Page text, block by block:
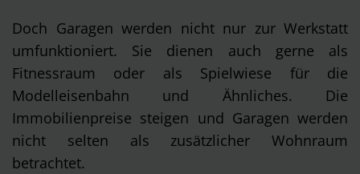
Doch Garagen werden nicht nur zur Werkstatt
umfunktioniert. Sie dienen auch gerne als
Fitnessraum oder als Spielwiese für die
Modelleisenbahn und Ähnliches. Die
Immobilienpreise steigen und Garagen werden
nicht selten als zusätzlicher Wohnraum
betrachtet.